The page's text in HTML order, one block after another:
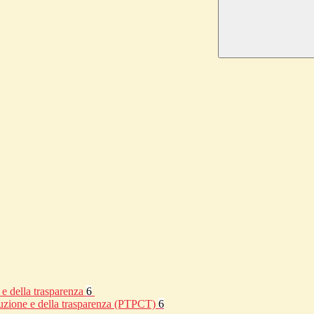
della trasparenza 6
e della trasparenza (PTPCT) 6